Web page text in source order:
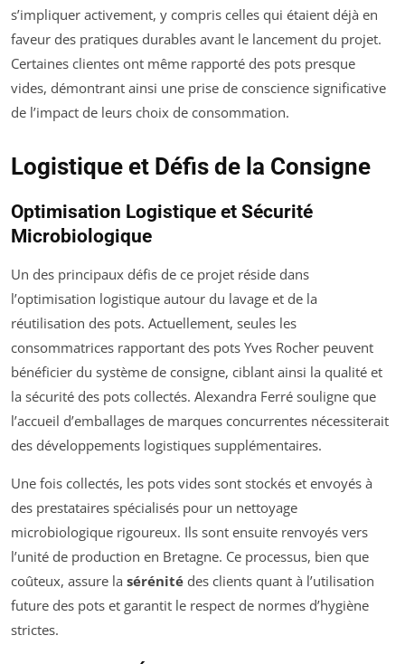
s’impliquer activement, y compris celles qui étaient déjà en
faveur des pratiques durables avant le lancement du projet.
Certaines clientes ont même rapporté des pots presque
vides, démontrant ainsi une prise de conscience significative
de l’impact de leurs choix de consommation.
Logistique et Défis de la Consigne
Optimisation Logistique et Sécurité
Microbiologique
Un des principaux défis de ce projet réside dans
l’optimisation logistique autour du lavage et de la
réutilisation des pots. Actuellement, seules les
consommatrices rapportant des pots Yves Rocher peuvent
bénéficier du système de consigne, ciblant ainsi la qualité et
la sécurité des pots collectés. Alexandra Ferré souligne que
l’accueil d’emballages de marques concurrentes nécessiterait
des développements logistiques supplémentaires.
Une fois collectés, les pots vides sont stockés et envoyés à
des prestataires spécialisés pour un nettoyage
microbiologique rigoureux. Ils sont ensuite renvoyés vers
l’unité de production en Bretagne. Ce processus, bien que
coûteux, assure la sérénité des clients quant à l’utilisation
future des pots et garantit le respect de normes d’hygiène
strictes.